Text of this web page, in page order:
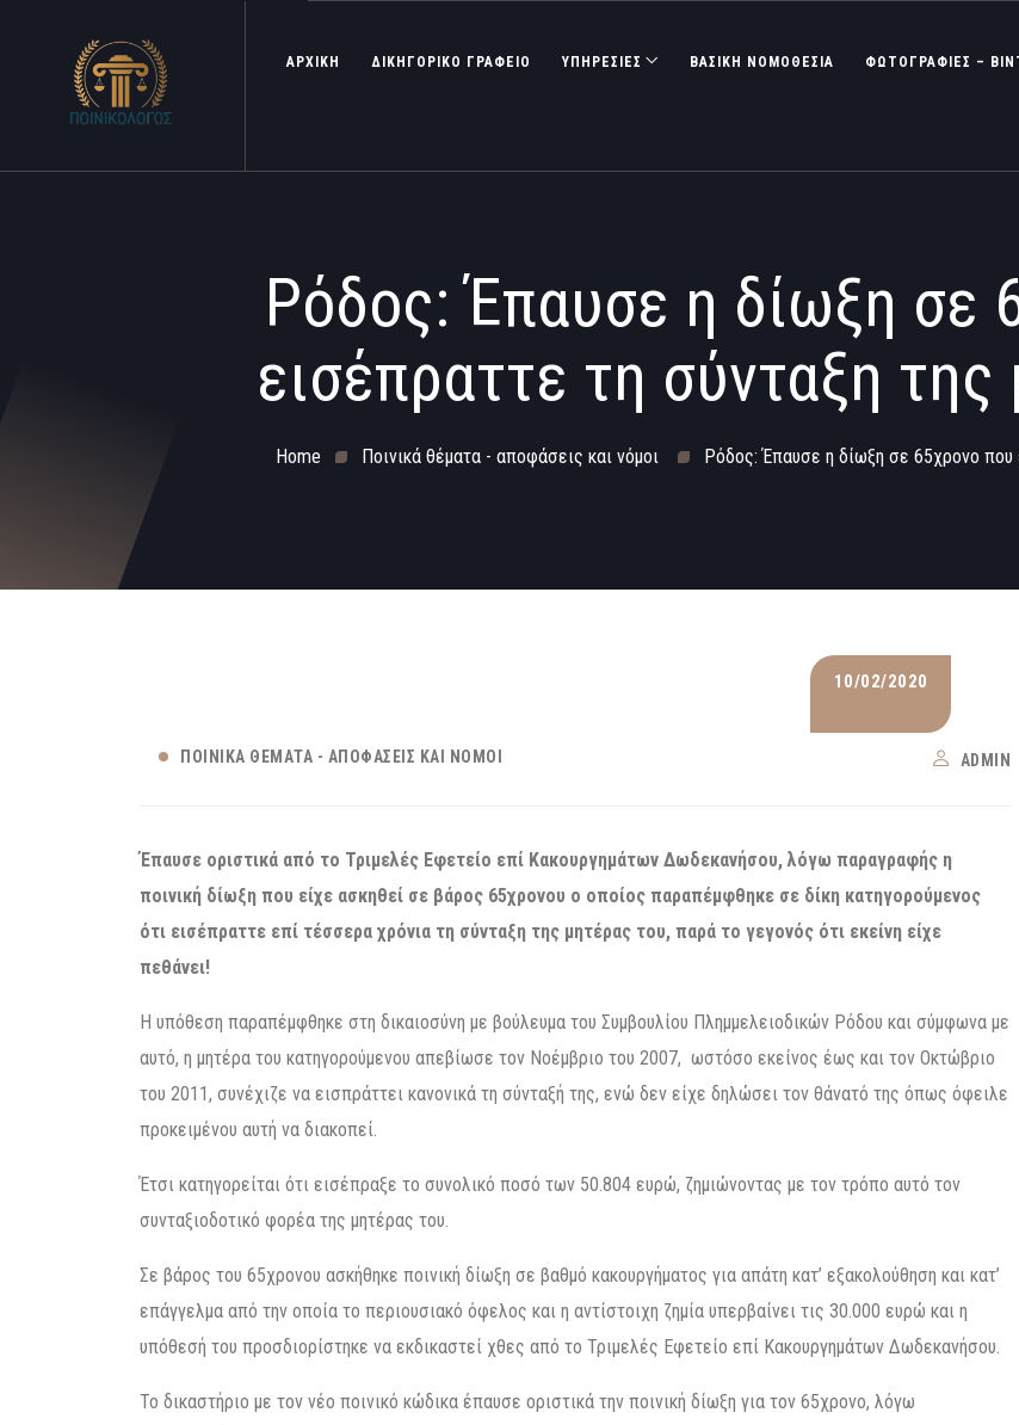
ΑΡΧΙΚΗ ΔΙΚΗΓΟΡΙΚΟ ΓΡΑΦΕΙΟ ΥΠΗΡΕΣΙΕΣ ΒΑΣΙΚΉ ΝΟΜΟΘΕΣΊΑ ΦΩΤΟΓΡΑΦΊΕΣ –
Ρόδος: Έπαυσε η δίωξη σε
εισέπραττε τη σύνταξη
Home Ποινικά θέματα - αποφάσεις και νόμοι Ρόδος: Έπαυσε η δίωξη σε 65χρονο που
10/02/2020
ΠΟΙΝΙΚΆ ΘΈΜΑΤΑ - ΑΠΟΦΆΣΕΙΣ ΚΑΙ ΝΌΜΟΙ ADMIN
Έπαυσε οριστικά από το Τριμελές Εφετείο επί Κακουργημάτων Δωδεκανήσου, λόγω παραγραφής η
ποινική δίωξη που είχε ασκηθεί σε βάρος 65χρονου ο οποίος παραπέμφθηκε σε δίκη κατηγορούμενος
ότι εισέπραττε επί τέσσερα χρόνια τη σύνταξη της μητέρας του, παρά το γεγονός ότι εκείνη είχε
πεθάνει!
Η υπόθεση παραπέμφθηκε στη δικαιοσύνη με βούλευμα του Συμβουλίου Πλημμελειοδικών Ρόδου και σύμφωνα με
αυτό, η μητέρα του κατηγορούμενου απεβίωσε τον Νοέμβριο του 2007, ωστόσο εκείνος έως και τον Οκτώβριο
του 2011, συνέχιζε να εισπράττει κανονικά τη σύνταξή της, ενώ δεν είχε δηλώσει τον θάνατό της όπως όφειλε
προκειμένου αυτή να διακοπεί.
Έτσι κατηγορείται ότι εισέπραξε το συνολικό ποσό των 50.804 ευρώ, ζημιώνοντας με τον τρόπο αυτό τον
συνταξιοδοτικό φορέα της μητέρας του.
Σε βάρος του 65χρονου ασκήθηκε ποινική δίωξη σε βαθμό κακουργήματος για απάτη κατ’ εξακολούθηση και κατ’
επάγγελμα από την οποία το περιουσιακό όφελος και η αντίστοιχη ζημία υπερβαίνει τις 30.000 ευρώ και η
υπόθεσή του προσδιορίστηκε να εκδικαστεί χθες από το Τριμελές Εφετείο επί Κακουργημάτων Δωδεκανήσου.
Το δικαστήριο με τον νέο ποινικό κώδικα έπαυσε οριστικά την ποινική δίωξη για τον 65χρονο, λόγω